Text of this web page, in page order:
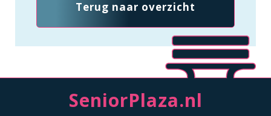
Terug naar overzicht
SeniorPlaza.nl